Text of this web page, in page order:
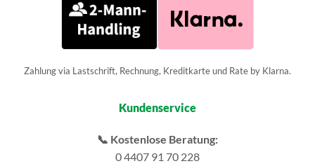
Zahlung via Lastschrift, Rechnung, Kreditkarte und Rate by Klarna.
Kundenservice
📞 Kostenlose Beratung:
0 4407 91 70 228